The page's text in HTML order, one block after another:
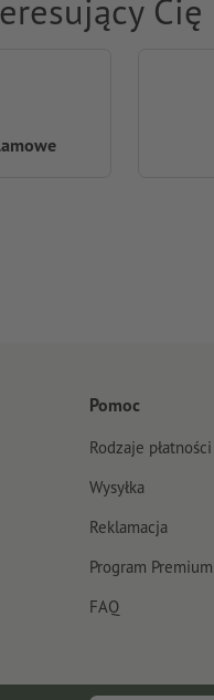
Pomoc
Rodzaje płatności
Wysyłka
Reklamacja
Program Premium
FAQ